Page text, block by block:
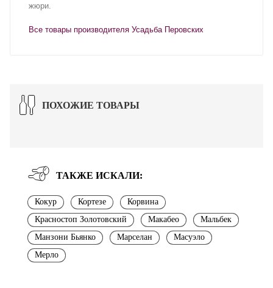
жюри.
Все товары производителя Усадьба Перовских
ПОХОЖИЕ ТОВАРЫ
ТАКЖЕ ИСКАЛИ:
Кокур Кортезе
Корвина
Красностоп Золотовский
Макабео
Мальбек
Манзони Бьянко
Марселан
Масуэло
Мерло